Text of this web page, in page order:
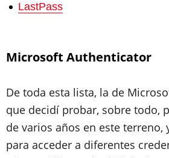
LastPass
Microsoft Authenticator
De toda esta lista, la de
que decidí probar, sobre todo,
de varios años en este terreno,
para acceder a diferentes